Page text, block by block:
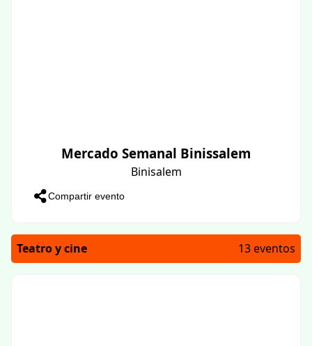
Mercado Semanal Binissalem
Binisalem
Compartir evento
Teatro y cine 13 eventos